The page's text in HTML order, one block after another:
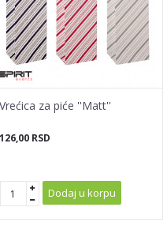
Vrećica za piće ''Matt''
126,00 RSD
Dodaj u korpu